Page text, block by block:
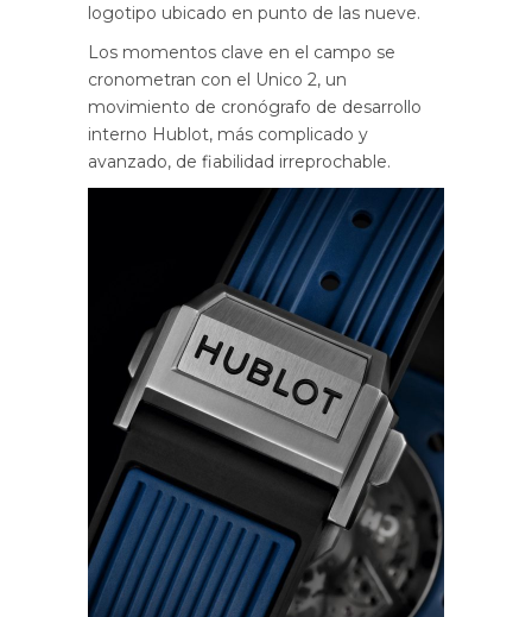
logotipo ubicado en punto de las nueve.
Los momentos clave en el campo se
cronometran con el Unico 2, un
movimiento de cronógrafo de desarrollo
interno Hublot, más complicado y
avanzado, de fiabilidad irreprochable.